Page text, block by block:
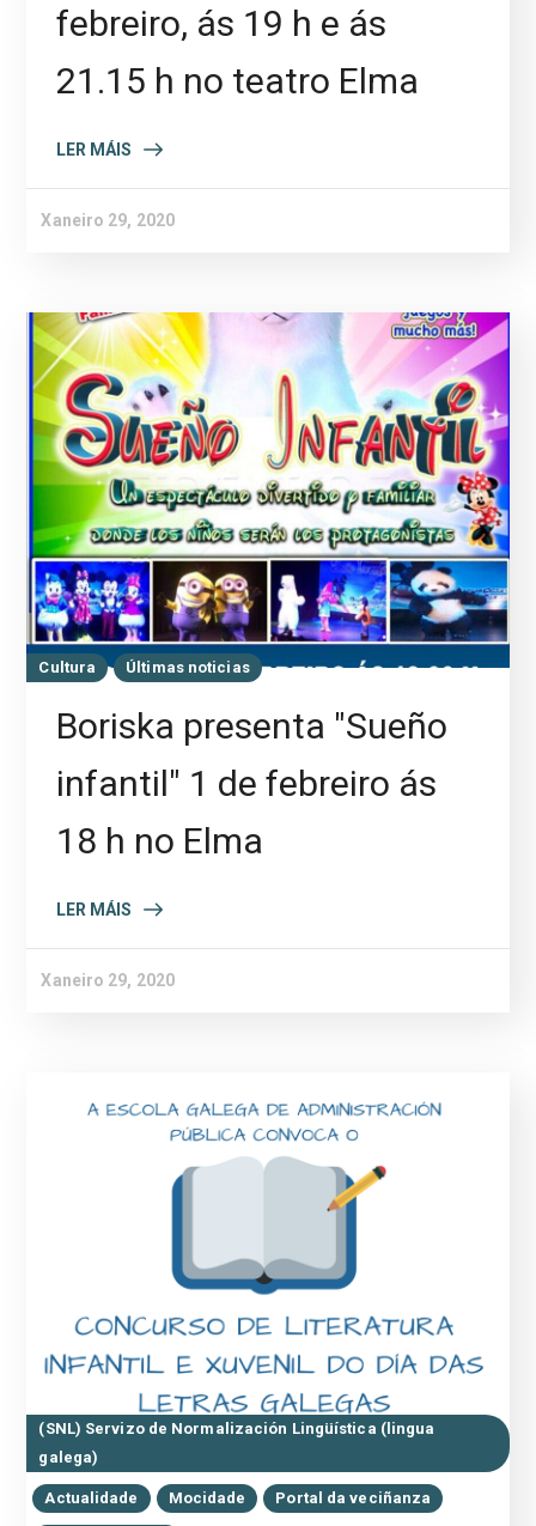
febreiro, ás 19 h e ás
21.15 h no teatro Elma
LER MÁIS
Xaneiro 29, 2020
Cultura Últimas noticias
Boriska presenta "Sueño
infantil" 1 de febreiro ás
18 h no Elma
LER MÁIS
Xaneiro 29, 2020
(SNL) Servizo de Normalización Lingüística (lingua
galega)
Actualidade Mocidade Portal da veciñanza